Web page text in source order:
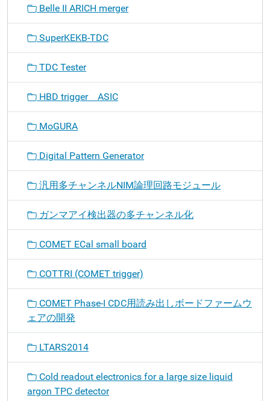
Belle II ARICH merger
SuperKEKB-TDC
TDC Tester
HBD trigger ASIC
MoGURA
Digital Pattern Generator
汎用多チャンネルNIM論理回路モジュール
ガンマアイ検出器の多チャンネル化
COMET ECal small board
COTTRI (COMET trigger)
COMET Phase-I CDC用読み出しボードファームウ
ェアの開発
LTARS2014
Cold readout electronics for a large size liquid
argon TPC detector